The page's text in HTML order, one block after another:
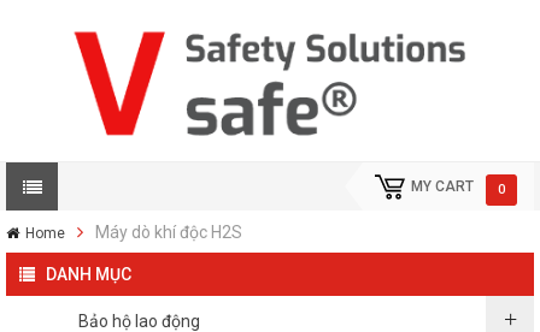
MY CART 0
Home Máy dò khí độc H2S
DANH MỤC
Bảo hộ lao động